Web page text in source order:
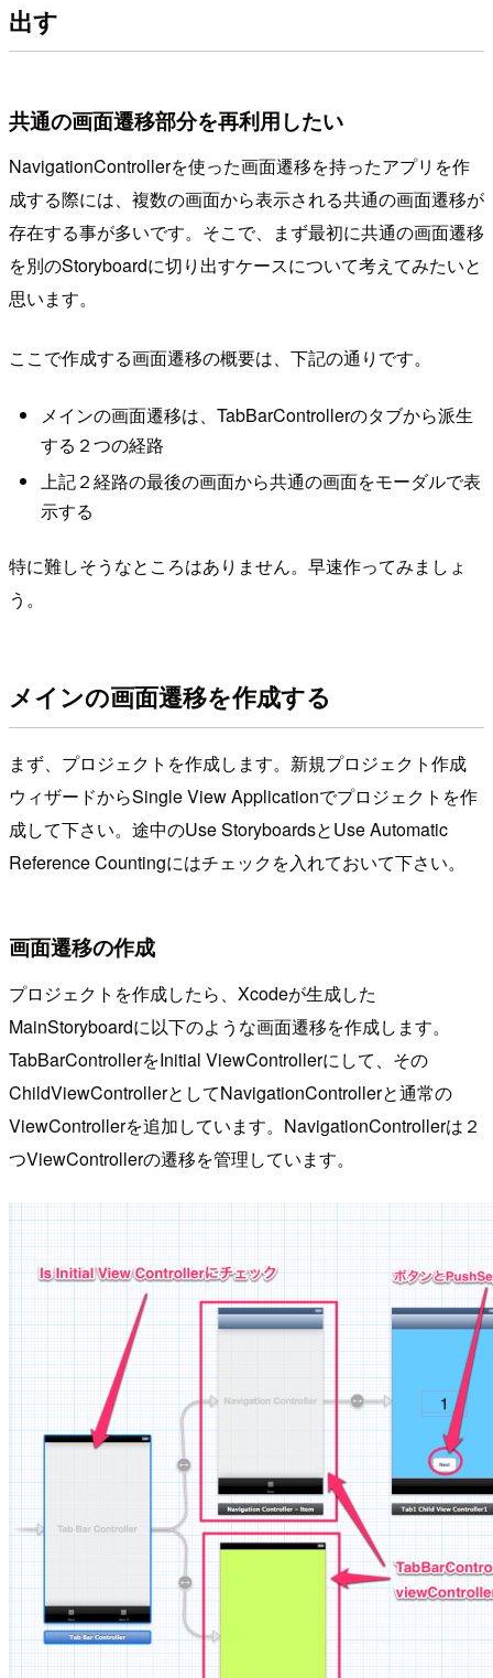
出す
共通の画面遷移部分を再利用したい
NavigationControllerを使った画面遷移を持ったアプリを作
成する際には、複数の画面から表示される共通の画面遷移が
存在する事が多いです。そこで、まず最初に共通の画面遷移
を別のStoryboardに切り出すケースについて考えてみたいと
思います。
ここで作成する画面遷移の概要は、下記の通りです。
メインの画面遷移は、TabBarControllerのタブから派生
する２つの経路
上記２経路の最後の画面から共通の画面をモーダルで表
示する
特に難しそうなところはありません。早速作ってみましょ
う。
メインの画面遷移を作成する
まず、プロジェクトを作成します。新規プロジェクト作成
ウィザードからSingle View Applicationでプロジェクトを作
成して下さい。途中のUse StoryboardsとUse Automatic
Reference Countingにはチェックを入れておいて下さい。
画面遷移の作成
プロジェクトを作成したら、Xcodeが生成した
MainStoryboardに以下のような画面遷移を作成します。
TabBarControllerをInitial ViewControllerにして、その
ChildViewControllerとしてNavigationControllerと通常の
ViewControllerを追加しています。NavigationControllerは２
つViewControllerの遷移を管理しています。